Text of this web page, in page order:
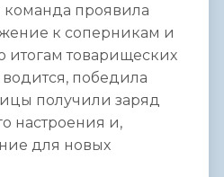
проявила
к соперникам и
итогам товарищеских
победила
получили заряд
настроения и,
для новых